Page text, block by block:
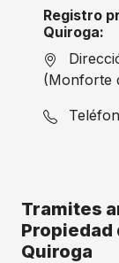
Registro
Quiroga:
(Monforte
Tramites
Propiedad
Quiroga